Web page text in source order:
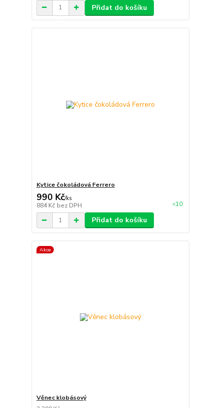
Přidat do košíku
Kytice čokoládová Ferrero
990 Kč/ks
884 Kč bez DPH <10
Přidat do košíku
Akce
Věnec klobásový